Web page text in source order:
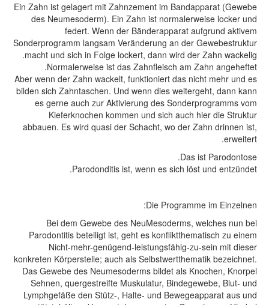
Ein Zahn ist gelagert mit Zahnzement im Bandapparat
des Neumesoderm). Ein Zahn ist normalerweise
federt. Wenn der Bänderapparat
Sonderprogramm langsam Veränderung an der
macht und sich in Folge lockert, dann wird der Zahn
Normalerweise ist das Zahnfleisch am Zahn
Aber wenn der Zahn wackelt, funktioniert das nicht
bilden sich Zahntaschen. Und wenn dies weitergeht,
es gerne auch zur Aktivierung des
Kieferknochen kommen und sich auch hier
abbauen. Es wird quasi der Schacht, wo der Zahn
Das ist
Parodonditis ist, wenn es sich löst und
Die Programme im
Bei dem Gewebe des NeuMesoderms,
Parodontitis beteiligt ist, geht es konfliktthematisch
Nicht-mehr-genügend-leistungsfähig-zu-sein
konkreten Körperstelle; auch als Selbstwertthematik
Das Gewebe des Neumesoderms bildet als
Sehnen, quergestreifte Muskulatur, Bindegewebe,
Lymphgefäße den Stütz-, Halte- und